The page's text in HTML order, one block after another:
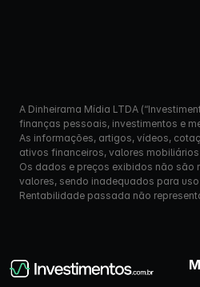
A Dinheirama Mídia LTDA
finanças pessoais, investimentos e
As informações, artigos, vídeos,
ativos financeiros, valores
Os dados e preços exibidos não são
valores, sendo inadequados para
Rentabilidade passada não